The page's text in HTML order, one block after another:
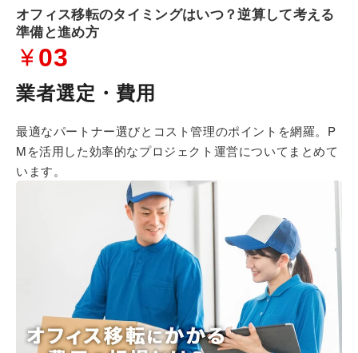
オフィス移転のタイミングはいつ？逆算して考える
準備と進め方
03
業者選定・費用
最適なパートナー選びとコスト管理のポイントを網羅。 P
Mを活用した効率的なプロジェクト運営についてまとめて
います。